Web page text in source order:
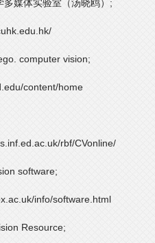
多媒体实验室（汤晓鸥）;
computer vision;
content/home
rbf/CVonline/
software;
info/software.html
Resource;